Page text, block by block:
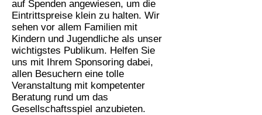
auf Spenden angewiesen, um die
Eintrittspreise klein zu halten. Wir
sehen vor allem Familien mit
Kindern und Jugendliche als unser
wichtigstes Publikum. Helfen Sie
uns mit Ihrem Sponsoring dabei,
allen Besuchern eine tolle
Veranstaltung mit kompetenter
Beratung rund um das
Gesellschaftsspiel anzubieten.